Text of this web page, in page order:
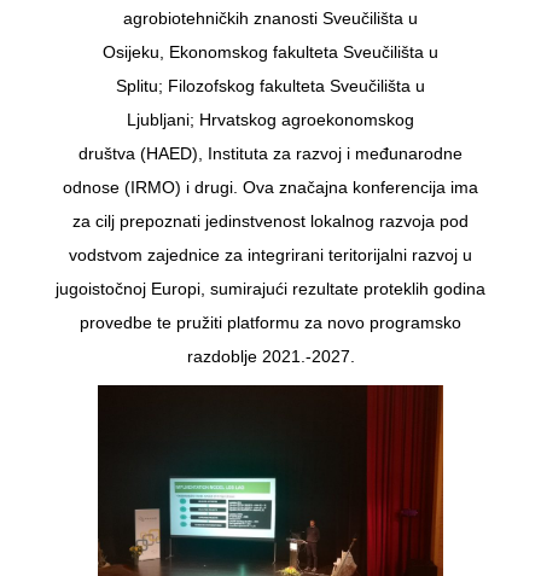
agrobiotehničkih znanosti Sveučilišta u
Osijeku, Ekonomskog fakulteta Sveučilišta u
Splitu; Filozofskog fakulteta Sveučilišta u
Ljubljani; Hrvatskog agroekonomskog
društva (HAED), Instituta za razvoj i međunarodne
odnose (IRMO) i drugi. Ova značajna konferencija ima
za cilj prepoznati jedinstvenost lokalnog razvoja pod
vodstvom zajednice za integrirani teritorijalni razvoj u
jugoistočnoj Europi, sumirajući rezultate proteklih godina
provedbe te pružiti platformu za novo programsko
razdoblje 2021.-2027.